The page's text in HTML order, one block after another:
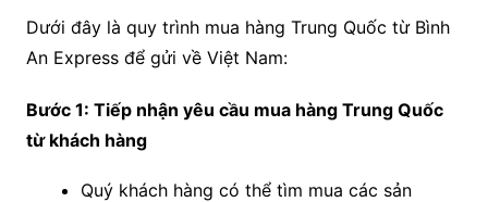
Dưới đây là quy trình mua hàng Trung Quốc từ Bình
An Express để gửi về Việt Nam:
Bước 1: Tiếp nhận yêu cầu mua hàng Trung Quốc
từ khách hàng
Quý khách hàng có thể tìm mua các sản